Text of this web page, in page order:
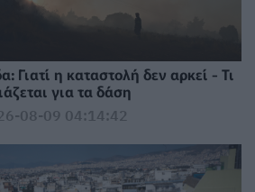
Γιατί η καταστολή δεν αρκεί - Τι
για τα δάση
08-09 04:14:42